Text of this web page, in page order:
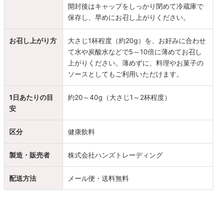
開封後はキャップをしっかり閉めて冷蔵庫で
保存し、早めにお召し上がりください。
お召し上がり方
大さじ1杯程度（約20g）を、お好みに合わせ
て水や炭酸水などで5～10倍に薄めてお召し
上がりください。薄めずに、料理やお菓子の
ソースとしてもご利用いただけます。
1日あたりの目
安
約20～40g（大さじ1～2杯程度）
区分 健康飲料
製造・販売者 株式会社ハンズトレーディング
配送方法 メール便・送料無料